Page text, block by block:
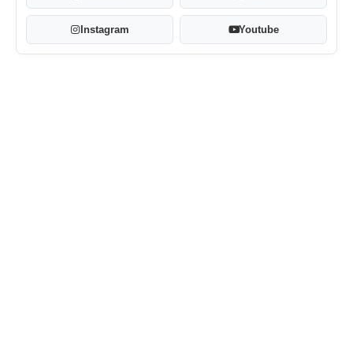
Instagram Youtube